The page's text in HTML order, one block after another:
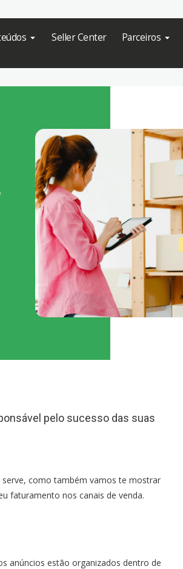
Seller Center Parceiros
pelo sucesso das suas
como também vamos te mostrar
faturamento nos canais de venda.
anúncios estão organizados dentro de